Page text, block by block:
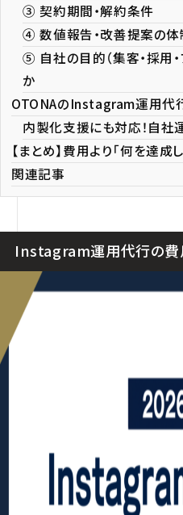
③ 契約期間・解約条件
④ 数値報告・改善提案の体
⑤ 自社の目的（集客・採用・
か
OTONAのInstagram運用代
内製化支援にも対応！自社
【まとめ】費用より「何を達
関連記事
Instagram運用代行の費